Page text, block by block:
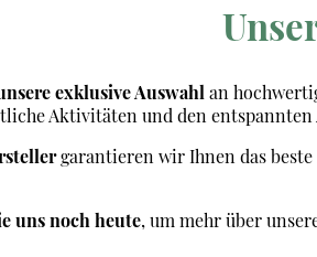
exklusive Auswahl an
Aktivitäten und den entspannten
garantieren wir Ihnen das
uns noch heute, um mehr über